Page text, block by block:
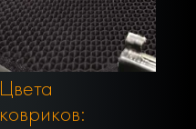
Цвета
ковриков: